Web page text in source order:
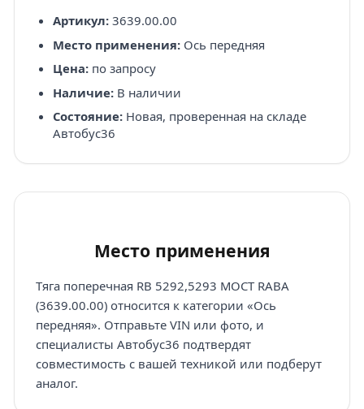
Артикул:3639.00.00
Место применения:Ось передняя
Цена:по запросу
Наличие:В наличии
Состояние:Новая, проверенная на складе
Автобус36
Место применения
Тяга поперечная RB 5292,5293 МОСТ RABA
(3639.00.00) относится к категории «Ось
передняя». Отправьте VIN или фото, и
специалисты Автобус36 подтвердят
совместимость с вашей техникой или подберут
аналог.